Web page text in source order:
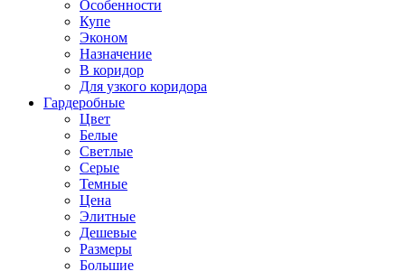
Особенности
Купе
Эконом
Назначение
В коридор
Для узкого коридора
Гардеробные
Цвет
Белые
Светлые
Серые
Темные
Цена
Элитные
Дешевые
Размеры
Большие